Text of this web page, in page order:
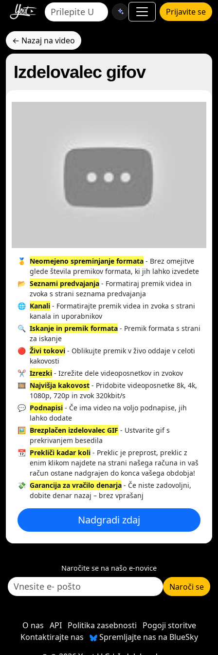
Prijavite se
← Nazaj na video
Izdelovalec gifov
🥇 Neomejeno spreminjanje formata - Brez omejitve
glede števila premikov formata, ki jih lahko izvedete
📂 Seznami predvajanja - Formatiraj premik videa in
zvoka s strani seznama predvajanja
🌐 Kanali - Formatirajte premik videa in zvoka s strani
kanala in uporabnikov
🔍 Iskanje in premik formata - Premik formata s strani
za iskanje
🔴 Živi tokovi - Oblikujte premik v živo oddaje v celoti
kakovosti
✂️ Izrezki - Izrežite dele videoposnetkov in zvokov
🎞️ Najvišja kakovost - Pridobite videoposnetke 8k, 4k,
1080p, 720p in zvok 320kbit/s
💬 Podnapisi - Če ima video na voljo podnapise, jih
lahko dodate
🖼️ Brezplačen izdelovalec GIF - Ustvarite gif s
prekrivanjem besedila
📆 Prekliči kadar koli - Preklic je preprost, preklic z
enim klikom najdete na strani našega računa in vaš
račun ostane nadgrajen do konca vašega obdobja!
💸 Garancija za vračilo denarja - Če niste zadovoljni,
dobite denar nazaj – brez vprašanj
Nadgradi zdaj
Naročite se na našo e-novice
Naroči se
O nas API Politika zasebnosti
Pogoji storitve
Kontaktirajte nas
Spremljajte nas na BlueSky